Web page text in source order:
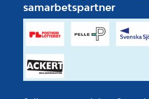
samarbetspartner